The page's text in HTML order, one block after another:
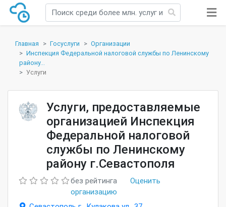
Главная Госуслуги
Организации
Инспекция Федеральной налоговой службы по Ленинскому
району...
Услуги
Услуги, предоставляемые
организацией Инспекция
Федеральной налоговой
службы по Ленинскому
району г.Севастополя
без рейтинга
Оценить
организацию